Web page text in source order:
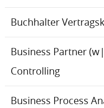
Buchhalter
Business Partner
Controlling
Business Process